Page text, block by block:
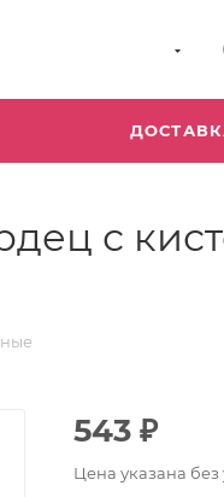
с
543 ₽
Цена указана